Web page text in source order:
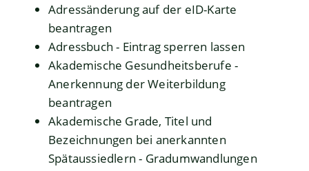
Adressänderung auf der eID-Karte
beantragen
Adressbuch - Eintrag sperren lassen
Akademische Gesundheitsberufe -
Anerkennung der Weiterbildung
beantragen
Akademische Grade, Titel und
Bezeichnungen bei anerkannten
Spätaussiedlern - Gradumwandlungen